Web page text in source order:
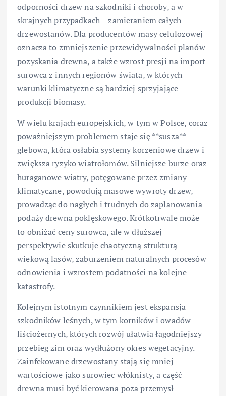
odporności drzew na szkodniki i choroby, a w
skrajnych przypadkach – zamieraniem całych
drzewostanów. Dla producentów masy celulozowej
oznacza to zmniejszenie przewidywalności planów
pozyskania drewna, a także wzrost presji na import
surowca z innych regionów świata, w których
warunki klimatyczne są bardziej sprzyjające
produkcji biomasy.
W wielu krajach europejskich, w tym w Polsce, coraz
poważniejszym problemem staje się **susza**
glebowa, która osłabia systemy korzeniowe drzew i
zwiększa ryzyko wiatrołomów. Silniejsze burze oraz
huraganowe wiatry, potęgowane przez zmiany
klimatyczne, powodują masowe wywroty drzew,
prowadząc do nagłych i trudnych do zaplanowania
podaży drewna poklęskowego. Krótkotrwale może
to obniżać ceny surowca, ale w dłuższej
perspektywie skutkuje chaotyczną strukturą
wiekową lasów, zaburzeniem naturalnych procesów
odnowienia i wzrostem podatności na kolejne
katastrofy.
Kolejnym istotnym czynnikiem jest ekspansja
szkodników leśnych, w tym korników i owadów
liściożernych, których rozwój ułatwia łagodniejszy
przebieg zim oraz wydłużony okres wegetacyjny.
Zainfekowane drzewostany stają się mniej
wartościowe jako surowiec włóknisty, a część
drewna musi być kierowana poza przemysł